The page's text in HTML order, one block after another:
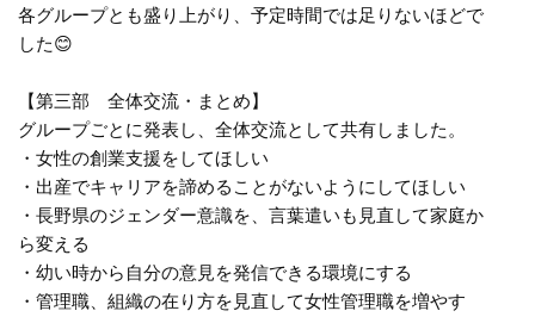
各グループとも盛り上がり、予定時間では足りないほどで
した😊
【第三部 全体交流・まとめ】
グループごとに発表し、全体交流として共有しました。
・女性の創業支援をしてほしい
・出産でキャリアを諦めることがないようにしてほしい
・長野県のジェンダー意識を、言葉遣いも見直して家庭か
ら変える
・幼い時から自分の意見を発信できる環境にする
・管理職、組織の在り方を見直して女性管理職を増やす